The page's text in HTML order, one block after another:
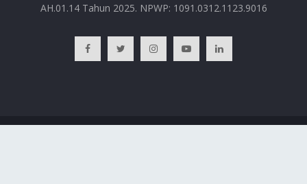
AH.01.14 Tahun 2025. NPWP: 1091.0312.1123.9016